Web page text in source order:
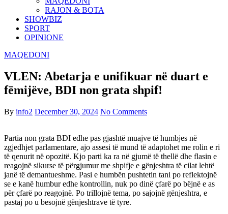
RAJON & BOTA
SHOWBIZ
SPORT
OPINIONE
MAQEDONI
VLEN: Abetarja e unifikuar në duart e
fëmijëve, BDI non grata shpif!
By info2 December 30, 2024 No Comments
Partia non grata BDI edhe pas gjashtë muajve të humbjes në
zgjedhjet parlamentare, ajo assesi të mund të adaptohet me rolin e ri
të qenurit në opozitë. Kjo parti ka ra në gjumë të thellë dhe flasin e
reagojnë sikurse të përgjumur me shpifje e gënjeshtra të cilat lehtë
janë të demantueshme. Pasi e humbën pushtetin tani po reflektojnë
se e kanë humbur edhe kontrollin, nuk po dinë çfarë po bëjnë e as
për çfarë po reagojnë. Po trillojnë tema, po sajojnë gënjeshtra, e
pastaj po u besojnë gënjeshtrave të tyre.